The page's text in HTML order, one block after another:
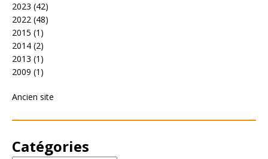
2023 (42)
2022 (48)
2015 (1)
2014 (2)
2013 (1)
2009 (1)
Ancien site
Catégories